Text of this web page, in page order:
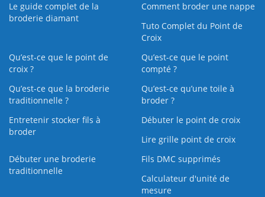
Le guide complet de la
broderie diamant
Comment broder une nappe
Tuto Complet du Point de
Croix
Qu’est-ce que le point de
croix ?
Qu’est-ce que le point
compté ?
Qu’est-ce que la broderie
traditionnelle ?
Qu’est‑ce qu’une toile à
broder ?
Entretenir stocker fils à
broder
Débuter le point de croix
Lire grille point de croix
Débuter une broderie
traditionnelle
Fils DMC supprimés
Calculateur d'unité de
mesure